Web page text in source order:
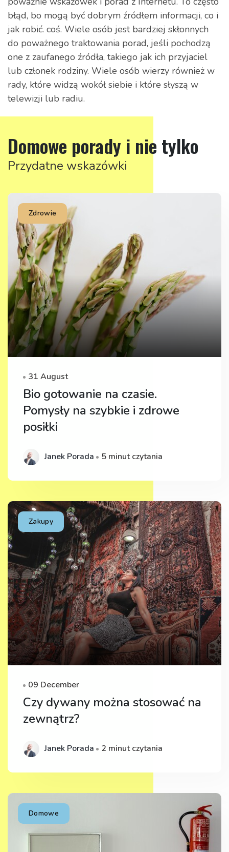
błąd, bo mogą być dobrym źródłem informacji, co i
jak robić. coś. Wiele osób jest bardziej skłonnych
do poważnego traktowania porad, jeśli pochodzą
one z zaufanego źródła, takiego jak ich przyjaciel
lub członek rodziny. Wiele osób wierzy również w
rady, które widzą wokół siebie i które słyszą w
telewizji lub radiu.
Domowe porady i nie tylko
Przydatne wskazówki
Zdrowie
31 August
Bio gotowanie na czasie.
Pomysły na szybkie i zdrowe
posiłki
Janek Porada 5 minut czytania
Zakupy
09 December
Czy dywany można stosować na
zewnątrz?
Janek Porada 2 minut czytania
Domowe